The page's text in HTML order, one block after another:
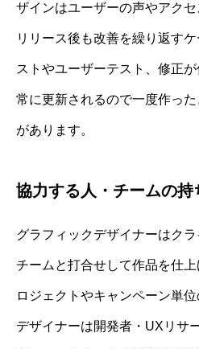
ザインはユーザーの声やアクセ
リリース後も改善を繰り返す
ストやユーザーテスト、修正
常に更新されるので一度作っ
があります。
協力する人・チームの持
グラフィックデザイナーはク
チームと打合せして作品を仕
ロジェクトやキャンペーン単
デザイナーは開発者・UXリサ